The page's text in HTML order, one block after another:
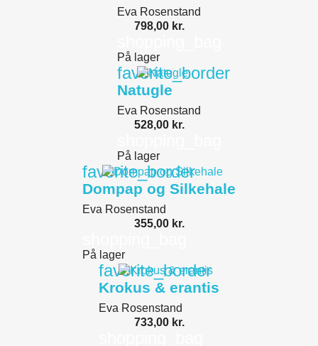
Eva Rosenstand
798,00 kr.
På lager
favorite_border
Natugle
Eva Rosenstand
528,00 kr.
På lager
favorite_border
Dompap og Silkehale
Eva Rosenstand
355,00 kr.
På lager
favorite_border
Krokus & erantis
Eva Rosenstand
733,00 kr.